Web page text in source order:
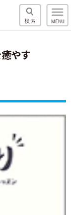
やす